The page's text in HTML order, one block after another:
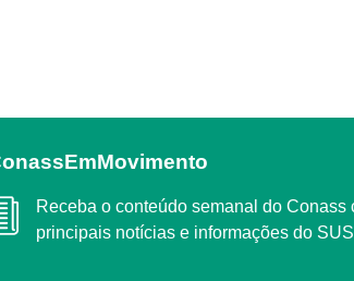
#ConassEmMovimento
Receba o conteúdo semanal do Conass com as
principais notícias e informações do SUS